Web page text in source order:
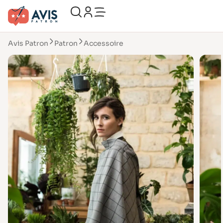
Avis Patron Patron Accessoire